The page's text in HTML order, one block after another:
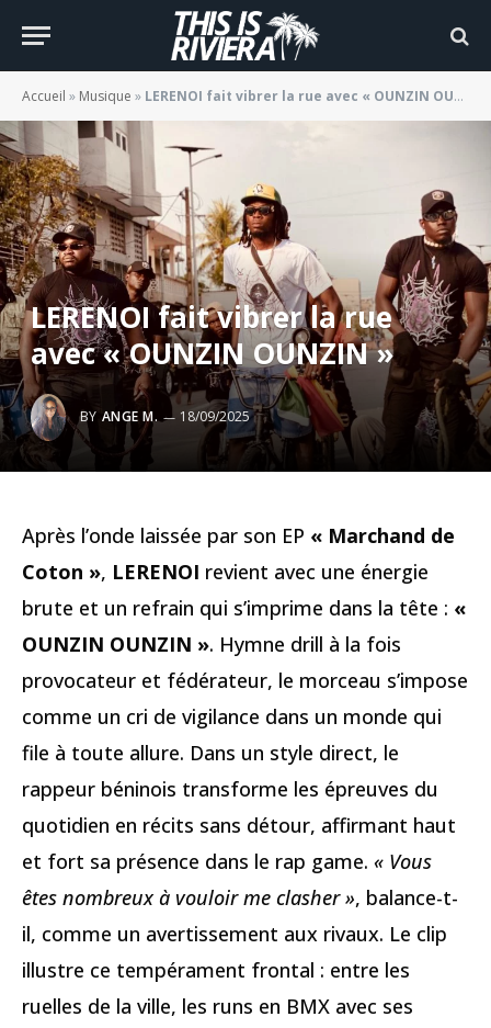
Accueil » Musique » LERENOI fait vibrer la rue avec « OUNZIN OUNZIN »
LERENOI fait vibrer la rue
avec « OUNZIN OUNZIN »
BY ANGE M. 18/09/2025
Après l’onde laissée par son EP « Marchand de
Coton », LERENOI revient avec une énergie
brute et un refrain qui s’imprime dans la tête : «
OUNZIN OUNZIN ». Hymne drill à la fois
provocateur et fédérateur, le morceau s’impose
comme un cri de vigilance dans un monde qui
file à toute allure. Dans un style direct, le
rappeur béninois transforme les épreuves du
quotidien en récits sans détour, affirmant haut
et fort sa présence dans le rap game. « Vous
êtes nombreux à vouloir me clasher », balance-t-
il, comme un avertissement aux rivaux. Le clip
illustre ce tempérament frontal : entre les
ruelles de la ville, les runs en BMX avec ses